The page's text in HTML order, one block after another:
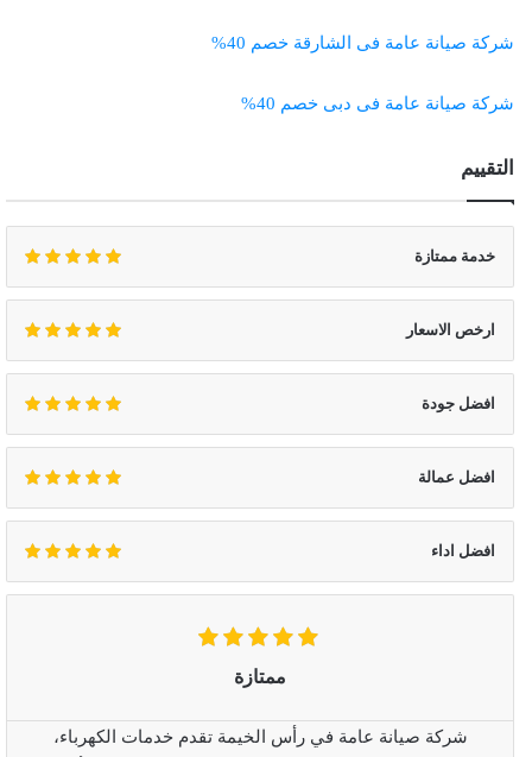
شركة صيانة عامة فى الشارقة خصم 40%
شركة صيانة عامة فى دبى خصم 40%
التقييم
خدمة ممتازة
ارخص الاسعار
افضل جودة
افضل عمالة
افضل اداء
ممتازة
شركة صيانة عامة في رأس الخيمة تقدم خدمات الكهرباء،